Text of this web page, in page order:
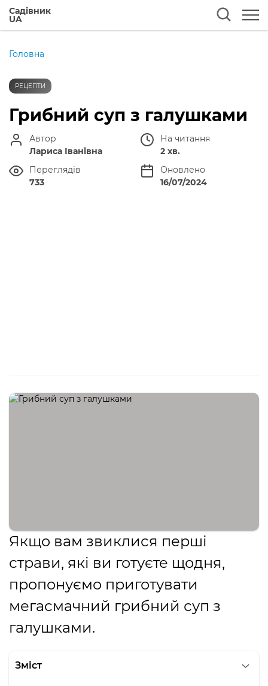
Садівник
UA
Головна
РЕЦЕПТИ
Грибний суп з галушками
Автор
Лариса Іванівна
На читання
2 хв.
Переглядів
733
Оновлено
16/07/2024
Якщо вам звиклися перші
страви, які ви готуєте щодня,
пропонуємо приготувати
мегасмачний грибний суп з
галушками.
Зміст